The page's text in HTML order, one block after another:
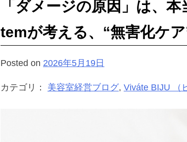
「ダメージの原因」は、
temが考える、“無害化ケ
Posted on 2026年5月19日
カテゴリ： 美容室経営ブログ, Viváte BIJU （